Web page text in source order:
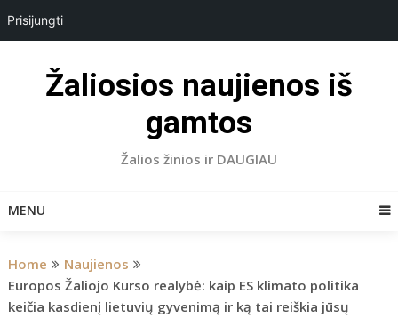
Prisijungti
contentŽaliosios naujienos iš
gamtos
Žalios žinios ir DAUGIAU
MENU
Home
Naujienos
Europos Žaliojo Kurso realybė: kaip ES klimato politika
keičia kasdienį lietuvių gyvenimą ir ką tai reiškia jūsų